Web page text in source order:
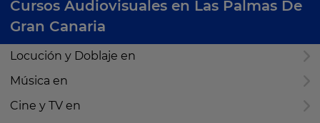
Cursos Audiovisuales en Las Palmas De
Gran Canaria
Locución y Doblaje en
Música en
Cine y TV en